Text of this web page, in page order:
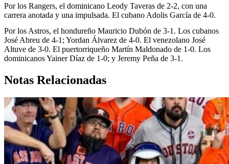
Por los Rangers, el dominicano Leody Taveras de 2-2, con una
carrera anotada y una impulsada. El cubano Adolis García de 4-0.
Por los Astros, el hondureño Mauricio Dubón de 3-1. Los cubanos
José Abreu de 4-1; Yordan Álvarez de 4-0. El venezolano José
Altuve de 3-0. El puertorriqueño Martín Maldonado de 1-0. Los
dominicanos Yainer Díaz de 1-0; y Jeremy Peña de 3-1.
Notas Relacionadas